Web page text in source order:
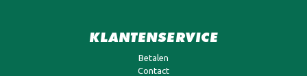
KLANTENSERVICE
Betalen
Contact